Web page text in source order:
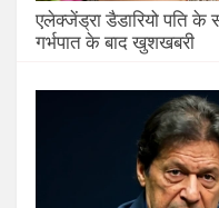
एलेक्जेंड्रा डैडारियो पति के
गर्भपात के बाद खुशखबरी